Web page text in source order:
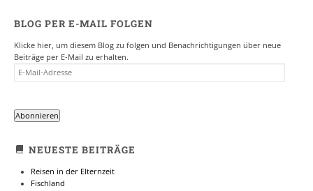
BLOG PER E-MAIL FOLGEN
Klicke hier, um diesem Blog zu folgen und Benachrichtigungen über neue
Beiträge per E-Mail zu erhalten.
E-
MAIL-
Abonnieren
NEUESTE BEITRÄGE
Reisen in der Elternzeit
Fischland